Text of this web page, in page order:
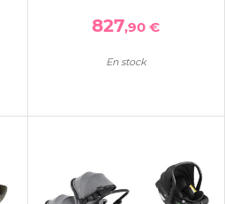
827,90 €
En stock